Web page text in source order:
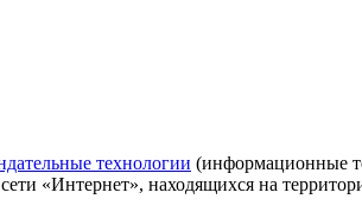
технологии (информационные
«Интернет», находящихся на